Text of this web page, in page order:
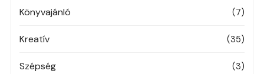
Könyvajánló (7)
Kreatív (35)
Szépség (3)